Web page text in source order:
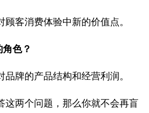
顾客消费体验中新的价值点。
角色？
品牌的产品结构和经营利润。
这两个问题，那么你就不会再盲